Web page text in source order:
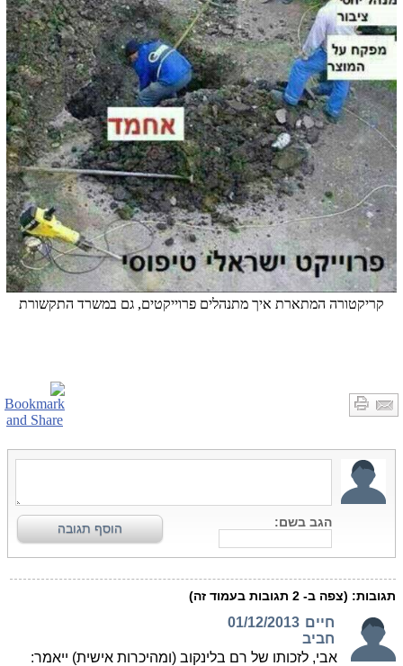
קריקטורה המתארת איך מתנהלים פרוייקטים, גם במשרד התקשורת